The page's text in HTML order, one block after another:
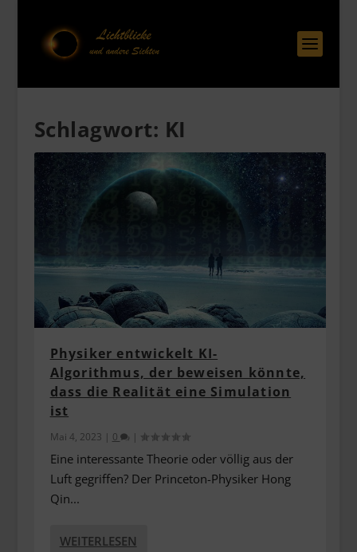
Schlagwort: KI
Physiker entwickelt KI-
Algorithmus, der beweisen könnte,
dass die Realität eine Simulation
ist
Mai 4, 2023 | 0 |
Eine interessante Theorie oder völlig aus der
Luft gegriffen? Der Princeton-Physiker Hong
Qin...
WEITERLESEN